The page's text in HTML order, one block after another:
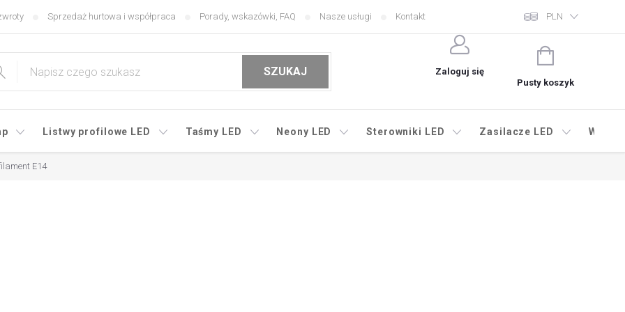
Sprzedaż hurtowa i współpraca Porady, wskazówki, FAQ Nasze usługi Kontakt PLN
SZUKAJ Zaloguj się
KOSZYK
Pusty koszyk
Listwy profilowe LED Taśmy LED Neony LED Sterowniki LED Zasilacze LED
E14